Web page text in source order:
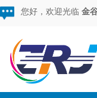
您好，欢迎光临 金